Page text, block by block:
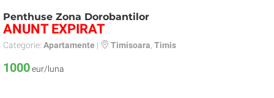
Penthuse Zona Dorobantilor
ANUNT EXPIRAT
Categorie: Apartamente | Timisoara Timis
1000eur/luna